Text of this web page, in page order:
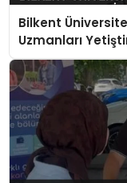
Bilkent
Uzmanları